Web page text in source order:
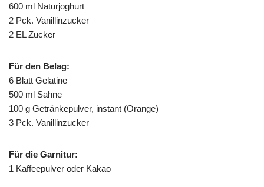
600 ml Naturjoghurt
2 Pck. Vanillinzucker
2 EL Zucker
Für den Belag:
6 Blatt Gelatine
500 ml Sahne
100 g Getränkepulver, instant (Orange)
3 Pck. Vanillinzucker
Für die Garnitur:
1 Kaffeepulver oder Kakao